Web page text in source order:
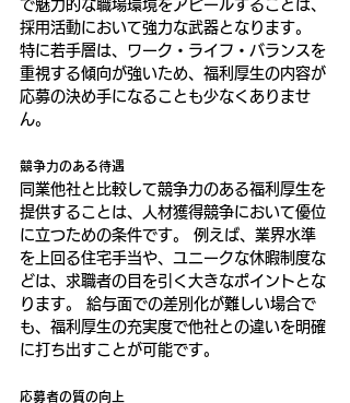
で魅力的な職場環境をアピールすることは、
採用活動において強力な武器となります。
特に若手層は、ワーク・ライフ・バランスを
重視する傾向が強いため、福利厚生の内容が
応募の決め手になることも少なくありませ
ん。
競争力のある待遇
同業他社と比較して競争力のある福利厚生を
提供することは、人材獲得競争において優位
に立つための条件です。 例えば、業界水準
を上回る住宅手当や、ユニークな休暇制度な
どは、求職者の目を引く大きなポイントとな
ります。 給与面での差別化が難しい場合で
も、福利厚生の充実度で他社との違いを明確
に打ち出すことが可能です。
応募者の質の向上